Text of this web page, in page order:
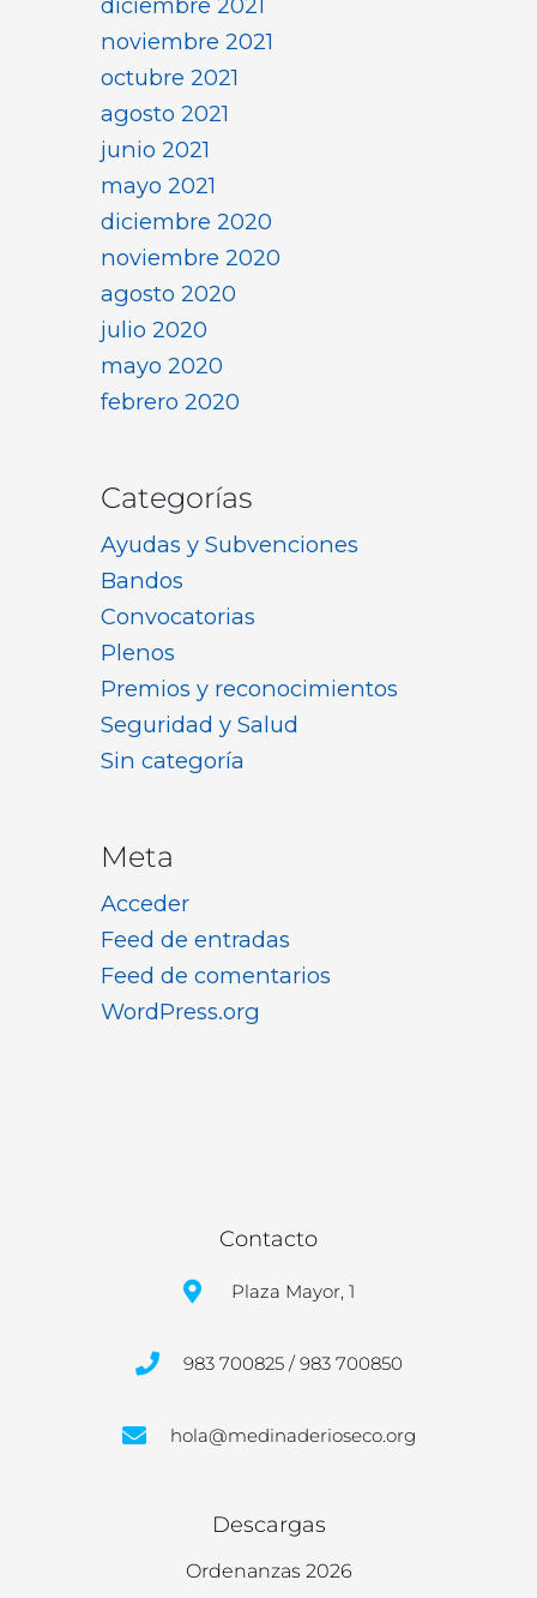
diciembre 2021
noviembre 2021
octubre 2021
agosto 2021
junio 2021
mayo 2021
diciembre 2020
noviembre 2020
agosto 2020
julio 2020
mayo 2020
febrero 2020
Categorías
Ayudas y Subvenciones
Bandos
Convocatorias
Plenos
Premios y reconocimientos
Seguridad y Salud
Sin categoría
Meta
Acceder
Feed de entradas
Feed de comentarios
WordPress.org
Contacto
Plaza Mayor, 1
983 700825 / 983 700850
hola@medinaderioseco.org
Descargas
Ordenanzas 2026